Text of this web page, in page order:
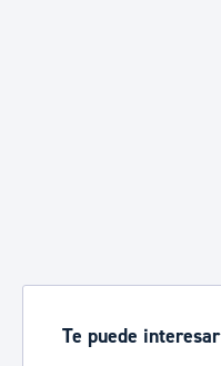
Te puede interesar